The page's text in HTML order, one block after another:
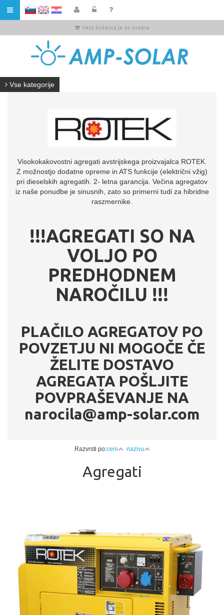
HR
Vaša košarica je še prazna
Vse kategorije
Visokokakovostni agregati avstrijskega proizvajalca ROTEK.
Z možnostjo dodatne opreme in ATS funkcije (električni vžig)
pri dieselskih agregatih. 2- letna garancija. Večina agregatov
iz naše ponudbe je sinusnih, zato so primerni tudi za hibridne
raszmernike.
!!!AGREGATI SO NA
VOLJO PO
PREDHODNEM
NAROČILU !!!
PLAČILO AGREGATOV PO
POVZETJU NI MOGOČE ČE
ŽELITE DOSTAVO
AGREGATA POŠLJITE
POVPRAŠEVANJE NA
narocila@amp-solar.com
Razvrsti po:ceni nazivu
Agregati